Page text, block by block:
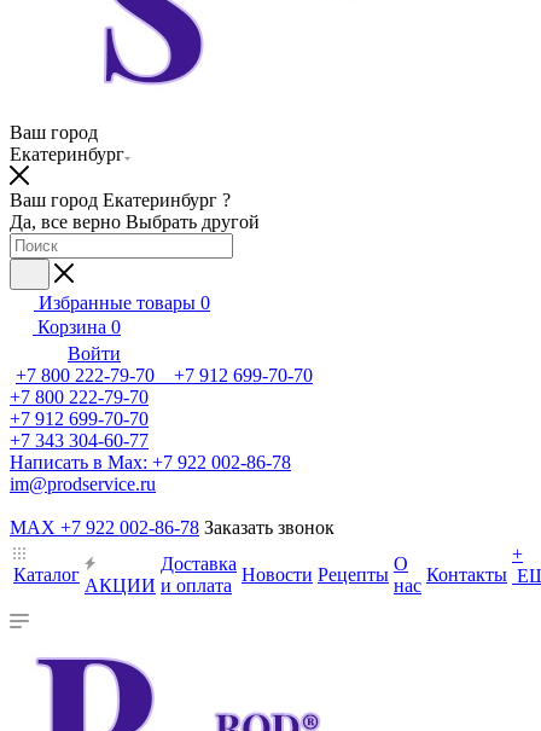
Ваш город
Екатеринбург
Ваш город Екатеринбург ?
Да, все верно Выбрать другой
Избранные товары 0
Корзина 0
Войти
+7 800 222-79-70 +7 912 699-70-70
+7 800 222-79-70
+7 912 699-70-70
+7 343 304-60-77
Написать в Max: +7 922 002-86-78
im@prodservice.ru
MAX +7 922 002-86-78 Заказать звонок
Каталог
АКЦИИ
Доставка
и оплата
Новости Рецепты
О
нас
Контакты
+